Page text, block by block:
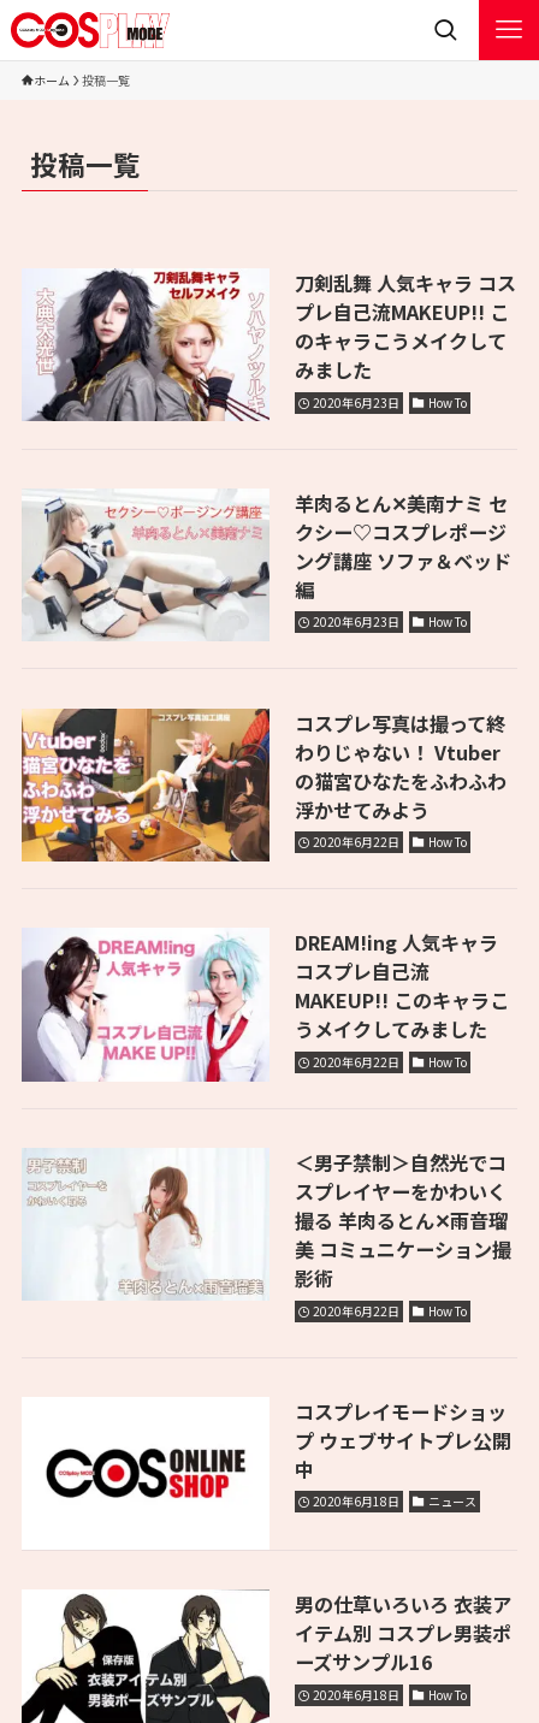
ホーム 投稿一覧
投稿一覧
刀剣乱舞 人気キャラ コス
プレ自己流MAKEUP!! こ
のキャラこうメイクして
みました
2020年6月23日 How To
羊肉るとん✕美南ナミ セ
クシー♡コスプレポージ
ング講座 ソファ＆ベッド
編
2020年6月23日 How To
コスプレ写真は撮って終
わりじゃない！ Vtuber
の猫宮ひなたをふわふわ
浮かせてみよう
2020年6月22日 How To
DREAM!ing 人気キャラ
コスプレ自己流
MAKEUP!! このキャラこ
うメイクしてみました
2020年6月22日 How To
＜男子禁制＞自然光でコ
スプレイヤーをかわいく
撮る 羊肉るとん✕雨音瑠
美 コミュニケーション撮
影術
2020年6月22日 How To
コスプレイモードショッ
プ ウェブサイトプレ公開
中
2020年6月18日 ニュース
男の仕草いろいろ 衣装ア
イテム別 コスプレ男装ポ
ーズサンプル16
2020年6月18日 How To